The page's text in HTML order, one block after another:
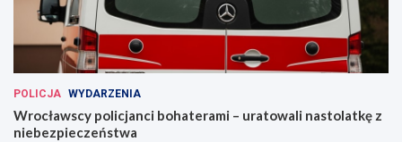
POLICJA WYDARZENIA
Wrocławscy policjanci bohaterami – uratowali nastolatkę z
niebezpieczeństwa